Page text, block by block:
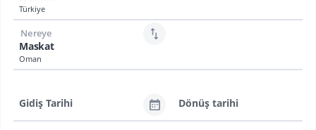
Türkiye
Maskat
Oman
Nereye
Gidiş Tarihi Dönüş tarihi